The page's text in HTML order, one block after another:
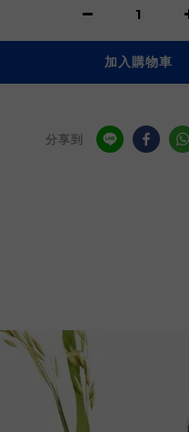
加入購物車
分享到